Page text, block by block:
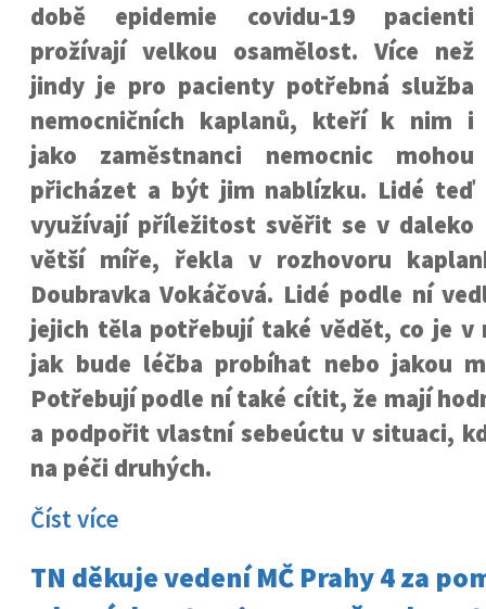
době epidemie covidu-19 pacienti
prožívají velkou osamělost. Více než
jindy je pro pacienty potřebná služba
nemocničních kaplanů, kteří k nim i
jako zaměstnanci nemocnic mohou
přicházet a být jim nablízku. Lidé teď
využívají příležitost svěřit se v daleko
větší míře, řekla v rozhovoru
Doubravka Vokáčová. Lidé podle ní
jejich těla potřebují také vědět, co je v
jak bude léčba probíhat nebo jakou
Potřebují podle ní také cítit, že mají
a podpořit vlastní sebeúctu v situaci,
na péči druhých.
Číst více
TN děkuje vedení MČ Prahy 4 za